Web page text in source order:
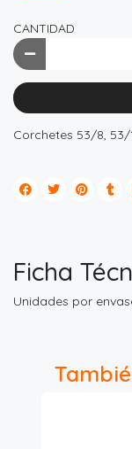
CANTIDAD
Corchetes 53/8,
Ficha
Unidades por